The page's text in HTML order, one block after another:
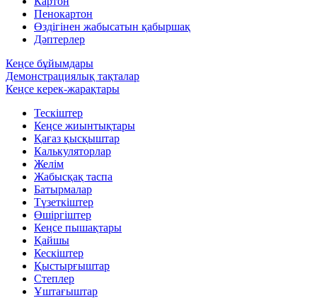
Пенокартон
Өздігінен жабысатын қабыршақ
Дәптерлер
Кеңсе бұйымдары
Демонстрациялық тақталар
Кеңсе керек-жарақтары
Тескіштер
Кеңсе жиынтықтары
Қағаз қысқыштар
Калькуляторлар
Желім
Жабысқақ таспа
Батырмалар
Түзеткіштер
Өшіргіштер
Кеңсе пышақтары
Қайшы
Кескіштер
Қыстырғыштар
Степлер
Ұштағыштар